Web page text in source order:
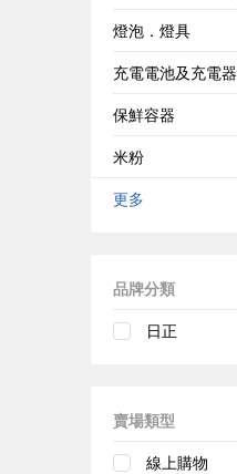
燈泡．燈具
充電電池及充電器
保鮮容器
米粉
更多
品牌分類
日正
賣場類型
線上購物